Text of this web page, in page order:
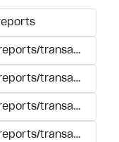
transactions/
transactions/
transactions/
transactions/